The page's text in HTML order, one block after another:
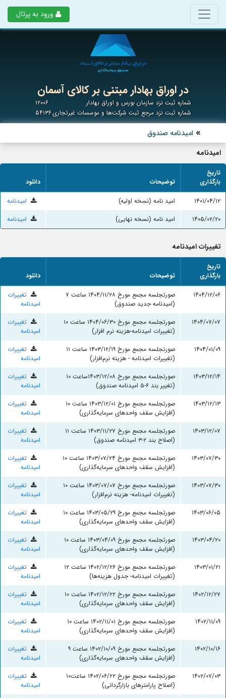
ورود به پرتال
در اوراق بهادار مبتنی بر کالای آسمان
شماره ثبت نزد سازمان بورس و اوراق بهادار
۱۲۰۰۶
شماره ثبت نزد مرجع ثبت شرکت‌ها و موسسات غیرتجاری۵۴۱۳۶
امیدنامه صندوق
امیدنامه
تاریخ
بارگذاری
توضیحات
دانلود
۱۴۰۱/۰۴/۱۲
امید نامه (نسخه اولیه)
امیدنامه
۱۴۰۵/۰۲/۲۰
امید نامه (نسخه نهایی) امیدنامه
تغییرات امیدنامه
تاریخ
بارگذاری
توضیحات
دانلود
۱۴۰۴/۱۲/۰۶
صورتجلسه مجمع مورخ ۱۴۰۴/۱۱/۲۸ ساعت ۷
(امیدنامه جدید صندوق)
تغییرات
امیدنامه
۱۴۰۴/۰۷/۰۷
صورتجلسه مجمع مورخ ۱۴۰۴/۰۶/۳۰ ساعت ۱۰
(تغییرات امیدنامه-هزینه نرم افزار)
تغییرات
امیدنامه
۱۴۰۴/۰۱/۰۹
صورتجلسه مجمع مورخ ۱۴۰۳/۱۲/۱۹ ساعت ۱۱
(تغییرات امیدنامه - هزینه نرم‌افزار)
تغییرات
امیدنامه
۱۴۰۳/۱۲/۱۴
صورتجلسه مجمع مورخ ۱۴۰۳/۱۲/۰۸ساعت ۱۰
(تغییر بند ۶-۵ امیدنامه صندوق)
تغییرات
امیدنامه
۱۴۰۳/۱۲/۱۳
صورتجلسه مجمع مورخ ۱۴۰۳/۱۲/۰۱ ساعت ۱۰
(افزایش سقف واحدهای سرمایه‌گذاری)
تغییرات
امیدنامه
۱۴۰۳/۱۲/۰۷
صورتجلسه مجمع مورخ ۱۴۰۳/۱۱/۲۷ ساعت ۱۱
(اصلاح بند ۲-۳ امیدنامه صندوق)
تغییرات
امیدنامه
۱۴۰۳/۰۷/۳۰
صورتجلسه مجمع مورخ ۱۴۰۳/۰۷/۲۴ ساعت ۱۰
(افزایش سقف واحدهای سرمایه‌گذاری)
تغییرات
امیدنامه
۱۴۰۳/۰۷/۳۰
صورتجلسه مجمع مورخ ۱۴۰۳/۰۷/۰۷ ساعت ۱۰
(تغییرات امیدنامه- هزینه نرم‌افزار)
تغییرات
امیدنامه
۱۴۰۳/۰۶/۰۵
صورتجلسه مجمع مورخ ۱۴۰۳/۰۵/۲۹ ساعت ۱۰
(افزایش سقف واحدهای سرمایه‌گذاری)
تغییرات
امیدنامه
۱۴۰۳/۰۴/۲۰
صورتجلسه مجمع مورخ ۱۴۰۳/۰۴/۰۹ ساعت ۱۰
(افزایش سقف واحدهای سرمایه‌گذاری)
تغییرات
امیدنامه
۱۴۰۳/۰۱/۲۱
صورتجلسه مجمع مورخ ۱۴۰۲/۱۲/۲۶ ساعت ۱۲
(تغییرات امیدنامه- جدول هزینه‌ها)
تغییرات
امیدنامه
۱۴۰۲/۱۲/۲۷
صورتجلسه مجمع مورخ ۱۴۰۲/۱۲/۲۲ ساعت ۱۰
(افزایش سقف واحدهای سرمایه‌گذاری)
تغییرات
امیدنامه
۱۴۰۲/۱۱/۰۹
صورتجلسه مجمع مورخ ۱۴۰۲/۱۱/۰۱ ساعت ۱۰
(افزایش سقف واحدهای سرمایه‌گذاری)
تغییرات
امیدنامه
۱۴۰۲/۱۰/۱۶
صورتجلسه مجمع مورخ ۱۴۰۲/۱۰/۰۹ ساعت ۹
(افزایش سقف واحدهای سرمایه‌گذاری)
تغییرات
امیدنامه
۱۴۰۲/۰۷/۰۳
صورتجلسه مجمع مورخ ۱۴۰۲/۰۶/۲۲ ساعت۱۰
(اصلاح پارامترهای بازارگردانی)
تغییرات
امیدنامه